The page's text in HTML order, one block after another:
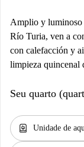
Amplio y luminoso
Río Turia, ven a
con calefacción y
limpieza quincenal
Seu quarto
water_heater Unidade de